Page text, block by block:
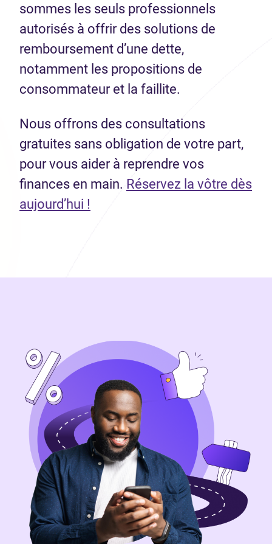
sommes les seuls professionnels
autorisés à offrir des solutions de
remboursement d’une dette,
notamment les propositions de
consommateur et la faillite.
Nous offrons des consultations
gratuites sans obligation de votre part,
pour vous aider à reprendre vos
finances en main. Réservez la vôtre dès
aujourd’hui !